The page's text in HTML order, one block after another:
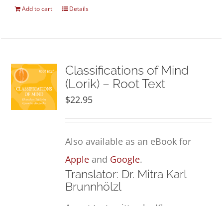
Add to cart Details
Classifications of Mind
(Lorik) – Root Text
$22.95
Also available as an eBook for
Apple and Google.
Translator: Dr. Mitra Karl
Brunnhölzl